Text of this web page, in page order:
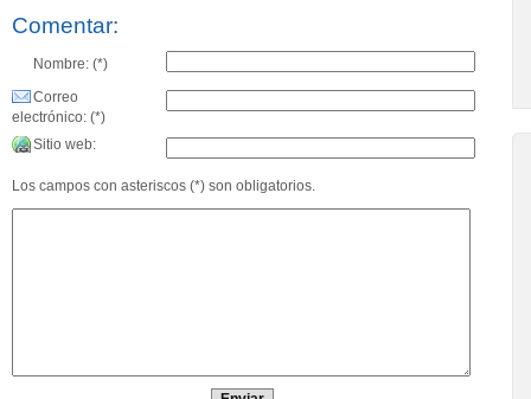
Comentar:
Nombre: (*)
Correo
electrónico: (*)
Sitio web:
Los campos con asteriscos (*) son obligatorios.